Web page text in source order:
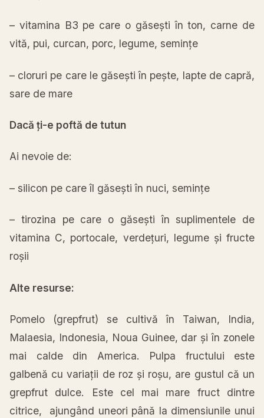
– vitamina B3 pe care o găsești în ton, carne de
vită, pui, curcan, porc, legume, semințe
– cloruri pe care le găsești în pește, lapte de capră,
sare de mare
Dacă ți-e poftă de tutun
Ai nevoie de:
– silicon pe careîl găsești în nuci, semințe
– tirozina pe care o găsești în suplimentele de
vitamina C, portocale, verdețuri, legume și fructe
roșii
Alte resurse:
Pomelo (grepfrut) se cultivă în Taiwan, India,
Malaesia, Indonesia, Noua Guinee, dar și în zonele
mai calde din America. Pulpa fructului este
galbenă cuvariații de roz și roșu, are gustul că un
grepfrut dulce. Este cel mai mare fruct dintre
citrice, ajungând uneori până la dimensiunile unui